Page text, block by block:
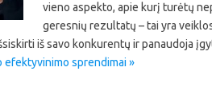
vieno aspekto, apie kurį turėtų
geresnių rezultatų – tai yra
iš savo konkurentų ir panaudoja
efektyvinimo sprendimai »